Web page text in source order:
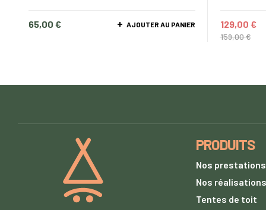
65,00 € AJOUTER AU PANIER
159,00€
129,00 €
PRODUITS
Nos prestations
Nos réalisations
Tentes de toit